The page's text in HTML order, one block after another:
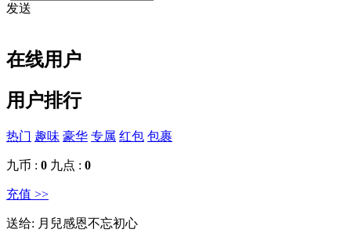
发送
在线用户
用户排行
热门 趣味 豪华 专属 红包 包裹
九币 : 0 九点 : 0
充值 >>
送给: 月兒感恩不忘初心